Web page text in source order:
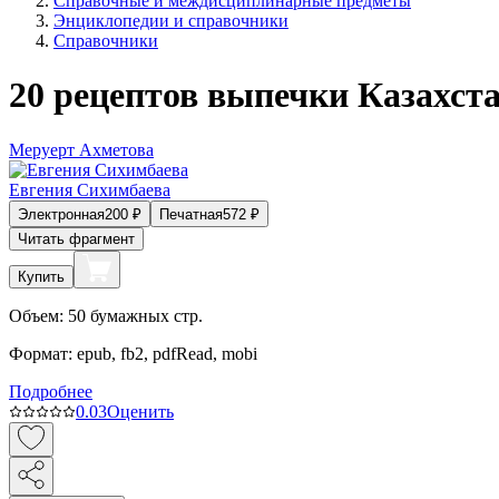
Энциклопедии и справочники
Справочники
20 рецептов выпечки
Меруерт Ахметова
Евгения Сихимбаева
Электронная200 ₽ Печатная572 ₽
Читать фрагмент
Купить
Объем: 50 бумажных стр.
Формат: epub, fb2, pdfRead, mobi
Подробнее
0.03Оценить